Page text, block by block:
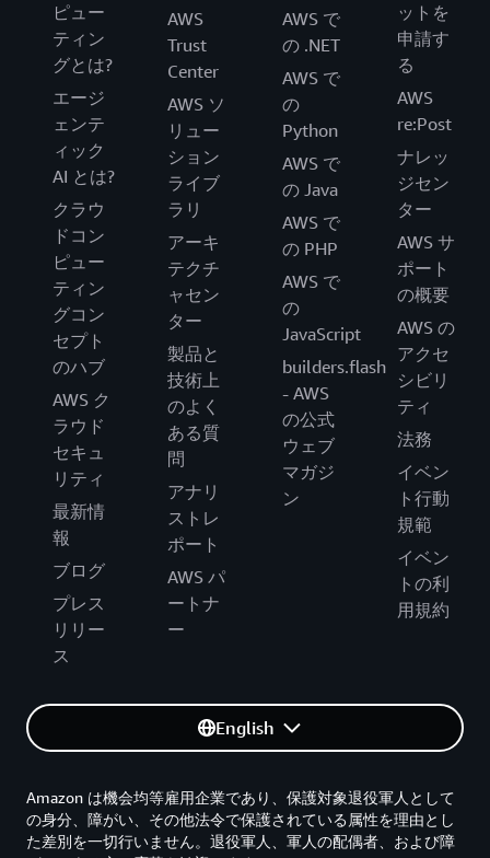
ピュー
ティン
グとは?
エージ
ェンテ
ィック
AI とは?
クラウ
ドコン
ピュー
ティン
グコン
セプト
のハブ
AWS ク
ラウド
セキュ
リティ
最新情
報
ブログ
プレス
リリー
ス
AWS
Trust
Center
AWS ソ
リュー
ション
ライブ
ラリ
アーキ
テクチ
ャセン
ター
製品と
技術上
のよく
ある質
問
アナリ
ストレ
ポート
AWS パ
ートナ
ー
AWS で
の .NET
AWS で
の
Python
AWS で
の Java
AWS で
の PHP
AWS で
の
JavaScript
builders.flash
- AWS
の公式
ウェブ
マガジ
ン
ットを
申請す
る
AWS
re:Post
ナレッ
ジセン
ター
AWS サ
ポート
の概要
AWS の
アクセ
シビリ
ティ
法務
イベン
ト行動
規範
イベン
トの利
用規約
English
Amazon は機会均等雇用企業であり、保護対象退役軍人として
の身分、障がい、その他法令で保護されている属性を理由とし
た差別を一切行いません。退役軍人、軍人の配偶者、および障